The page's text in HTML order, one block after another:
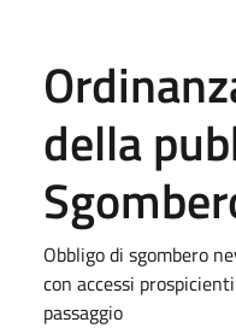
della
Obbligo di sgombero
con accessi
passaggio